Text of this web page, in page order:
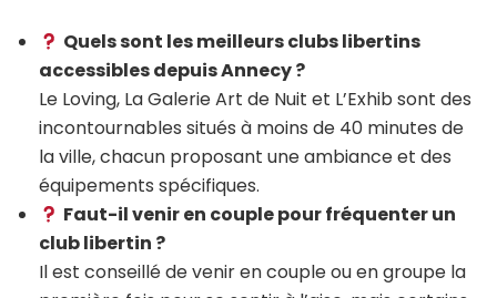
Quels sont les meilleurs clubs libertins
accessibles depuis Annecy ?
Le Loving, La Galerie Art de Nuit et L’Exhib sont des
incontournables situés à moins de 40 minutes de
la ville, chacun proposant une ambiance et des
équipements spécifiques.
Faut-il venir en couple pour fréquenter un
club libertin ?
Il est conseillé de venir en couple ou en groupe la